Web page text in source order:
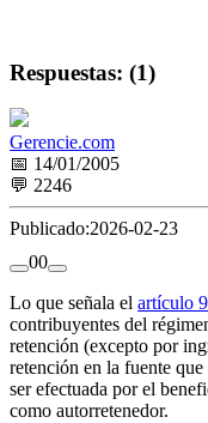
Respuestas: (1)
Gerencie.com
📅 14/01/2005
💬 2246
Publicado:2026-02-23
00
Lo que señala el artículo
contribuyentes del
retención (excepto por
retención en la fuente
ser efectuada por el
como autorretenedor.